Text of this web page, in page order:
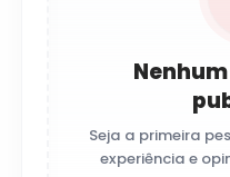
Seja a primeira
experiência e